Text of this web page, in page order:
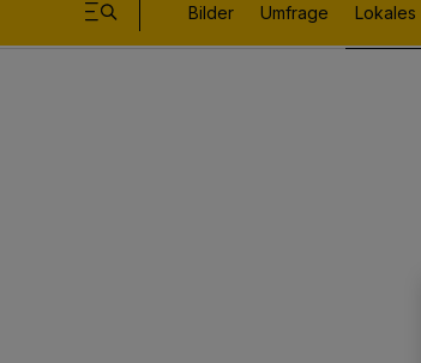
Bilder Umfrage Lokales